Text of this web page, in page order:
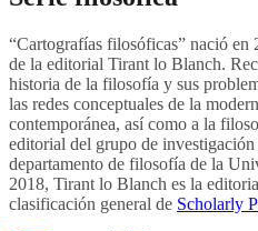
“Cartografías filosóficas” nació
de la editorial Tirant lo Blanch.
historia de la filosofía y sus
las redes conceptuales de la
contemporánea, así como a la
editorial del grupo de
departamento de filosofía de la
2018, Tirant lo Blanch es la
clasificación general de Scholarly